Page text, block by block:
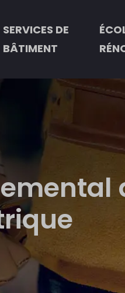
SERVICES DE
BÂTIMENT